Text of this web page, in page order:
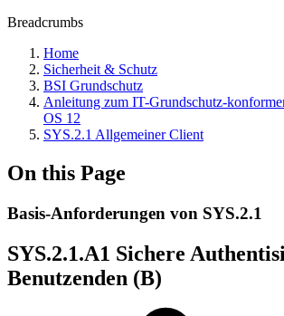
Breadcrumbs
Home
Sicherheit & Schutz
BSI Grundschutz
Anleitung zum IT-Grundschutz-
OS 12
SYS.2.1 Allgemeiner Client
On this Page
Basis-Anforderungen von SYS.2.1
SYS.2.1.A1 Sichere
Benutzenden (B)